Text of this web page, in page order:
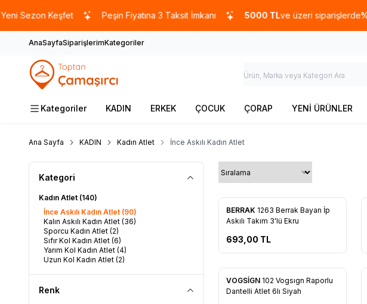
Keşfet Peşin Fiyatına 3 Taksit İmkanı 5000 TLve üzeri siparişlerde%10
AnaSayfaSiparişlerimKategoriler
Kategoriler KADIN ERKEK ÇOCUK ÇORAP YENİ ÜRÜNLER
Ana Sayfa KADIN Kadın Atlet İnce Askılı Kadın Atlet
Kategori
Kadın Atlet (140)
İnce Askılı Kadın Atlet (90)
Kalın Askılı Kadın Atlet (36)
Sporcu Kadın Atlet (2)
Sıfır Kol Kadın Atlet (6)
Yarım Kol Kadın Atlet (4)
Uzun Kol Kadın Atlet (2)
Renk
Favorilere Ekle
BERRAK 1263 Berrak Bayan İp
Askılı Takım 3'lü Ekru
693,00 TL
Favorilere Ekle
VOGSİGN 102 Vogsıgn Raporlu
Dantelli Atlet 6lı Siyah